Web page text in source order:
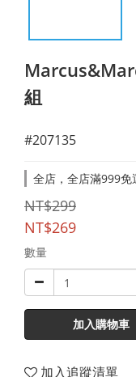
組
#207135
全店，全店滿999免
NT$299
NT$269
數量
加入購物車
加入追蹤清單